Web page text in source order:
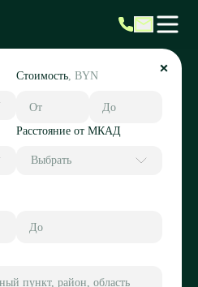
Стоимость, BYN
Расстояние от МКАД
Выбрать